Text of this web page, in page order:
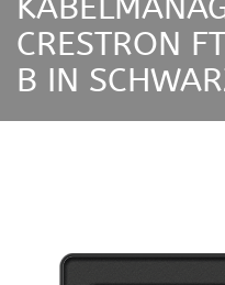
CRESTRON
B IN